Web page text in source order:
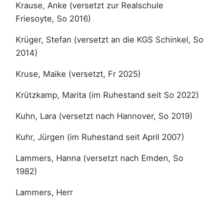
Krause, Anke (versetzt zur Realschule
Friesoyte, So 2016)
Krüger, Stefan (versetzt an die KGS Schinkel, So
2014)
Kruse, Maike (versetzt, Fr 2025)
Krützkamp, Marita (im Ruhestand seit So 2022)
Kuhn, Lara (versetzt nach Hannover, So 2019)
Kuhr, Jürgen (im Ruhestand seit April 2007)
Lammers, Hanna (versetzt nach Emden, So
1982)
Lammers, Herr